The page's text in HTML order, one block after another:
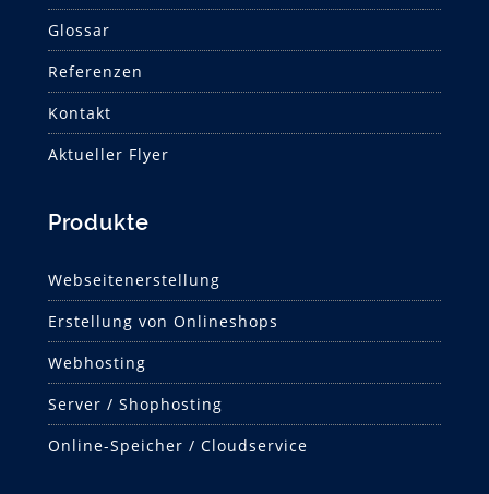
Glossar
Referenzen
Kontakt
Aktueller Flyer
Produkte
Webseitenerstellung
Erstellung von Onlineshops
Webhosting
Server / Shophosting
Online-Speicher / Cloudservice